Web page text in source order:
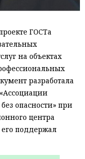
ГОСТа
на объектах
разработала
опасности» при
центра
поддержал